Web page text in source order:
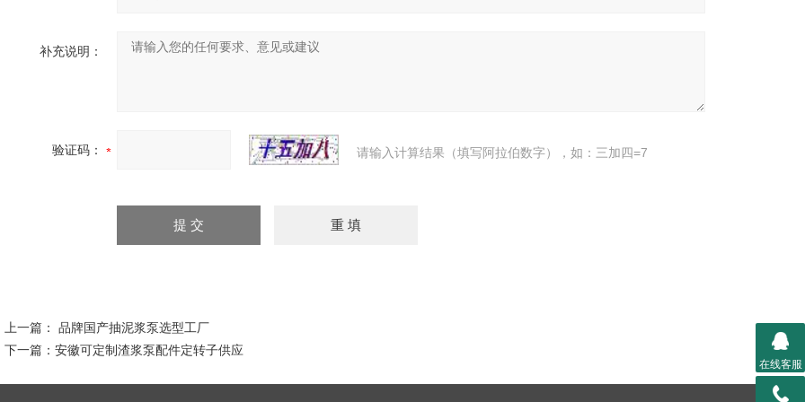
补充说明：
验证码： 请输入计算结果（填写阿拉伯数字），如：三加四=7
上一篇： 品牌国产抽泥浆泵选型工厂
下一篇： 安徽可定制渣浆泵配件定转子供应
在线客服